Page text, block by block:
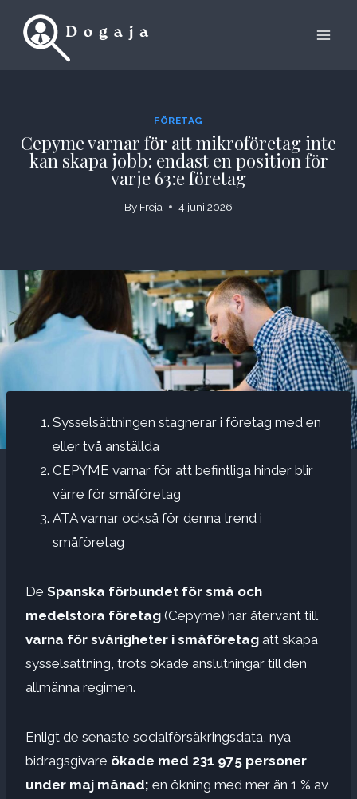
FÖRETAG
Cepyme varnar för att mikroföretag inte
kan skapa jobb: endast en position för
varje 63:e företag
By Freja 4 juni 2026
Sysselsättningen stagnerar i företag med en
eller två anställda
CEPYME varnar för att befintliga hinder blir
värre för småföretag
ATA varnar också för denna trend i
småföretag
De Spanska förbundet för små och
medelstora företag (Cepyme) har återvänt till
varna för svårigheter i småföretag att skapa
sysselsättning, trots ökade anslutningar till den
allmänna regimen.
Enligt de senaste socialförsäkringsdata, nya
bidragsgivare ökade med 231 975 personer
under maj månad; en ökning med mer än 1 % av